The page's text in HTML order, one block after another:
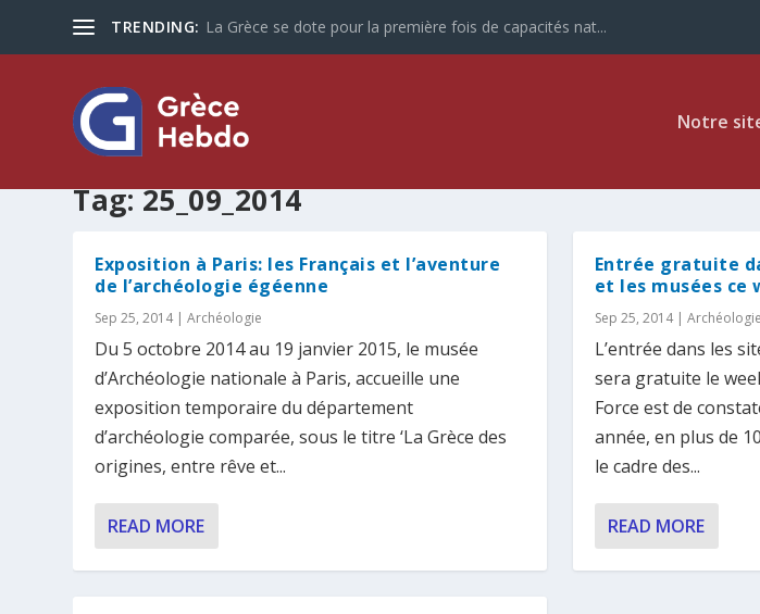
TRENDING: La Grèce se dote pour la première fois de capacités nat...
Notre
Tag:25_09_2014
Exposition à Paris: les Français et l’aventure
de l’archéologie égéenne
Sep 25, 2014|Archéologie
Du 5 octobre 2014 au 19 janvier 2015, le musée
d’Archéologie nationale à Paris, accueille une
exposition temporaire du département
d’archéologie comparée, sous le titre ‘La Grèce des
origines, entre rêve et...
READ MORE
Entrée gratuite
et les musées ce
Sep 25, 2014| Archéologie
L’entrée dans les
sera gratuite le
Force est de
année, en plus de
le cadre des...
READ MORE